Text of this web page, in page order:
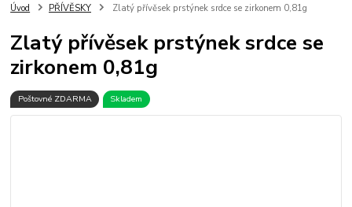
Úvod PŘÍVĚSKY Zlatý přívěsek prstýnek srdce se zirkonem 0,81g
Zlatý přívěsek prstýnek srdce se
zirkonem 0,81g
Poštovné ZDARMA Skladem